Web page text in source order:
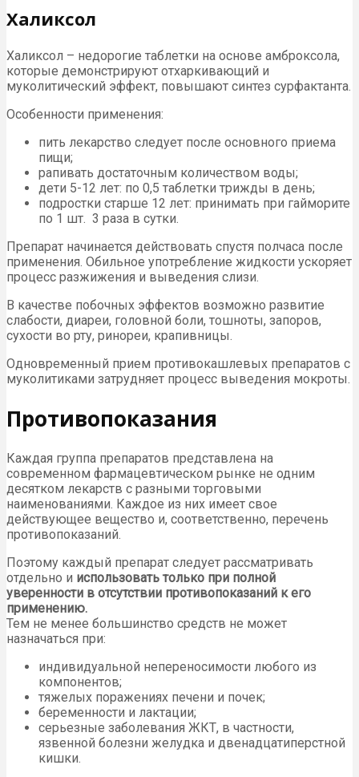
Халиксол
Халиксол – недорогие таблетки на основе амброксола,
которые демонстрируют отхаркивающий и
муколитический эффект, повышают синтез сурфактанта.
Особенности применения:
пить лекарство следует после основного приема
пищи;
pапивать достаточным количеством воды;
дети 5-12 лет: по 0,5 таблетки трижды в день;
подростки старше 12 лет: принимать при гайморите
по 1 шт. 3 раза в сутки.
Препарат начинается действовать спустя полчаса после
применения. Обильное употребление жидкости ускоряет
процесс разжижения и выведения слизи.
В качестве побочных эффектов возможно развитие
слабости, диареи, головной боли, тошноты, запоров,
сухости во рту, ринореи, крапивницы.
Одновременный прием противокашлевых препаратов с
муколитиками затрудняет процесс выведения мокроты.
Противопоказания
Каждая группа препаратов представлена на
современном фармацевтическом рынке не одним
десятком лекарств с разными торговыми
наименованиями. Каждое из них имеет свое
действующее вещество и, соответственно, перечень
противопоказаний.
Поэтому каждый препарат следует рассматривать
отдельно и использовать только при полной
уверенности в отсутствии противопоказаний к его
применению.
Тем не менее большинство средств не может
назначаться при:
индивидуальной непереносимости любого из
компонентов;
тяжелых поражениях печени и почек;
беременности и лактации;
серьезные заболевания ЖКТ, в частности,
язвенной болезни желудка и двенадцатиперстной
кишки.